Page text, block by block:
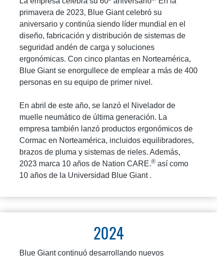
primavera de 2023, Blue Giant celebró su
aniversario y continúa siendo líder mundial en el
diseño, fabricación y distribución de sistemas de
seguridad andén de carga y soluciones
ergonómicas. Con cinco plantas en Norteamérica,
Blue Giant se enorgullece de emplear a más de 400
personas en su equipo de primer nivel.
En abril de este año, se lanzó el Nivelador de
muelle neumático de última generación. La
empresa también lanzó productos ergonómicos de
Cormac en Norteamérica, incluidos equilibradores,
brazos de pluma y sistemas de rieles. Además,
2023 marca 10 años de Nation CARE.® así como
10 años de la Universidad Blue Giant .
2024
Blue Giant continuó desarrollando nuevos